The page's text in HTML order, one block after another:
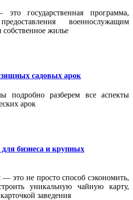
государственная программа,
военнослужащим
жилье
садовых арок
подробно разберем все аспекты
арок
бизнеса и крупных
— это не просто способ сэкономить,
уникальную чайную карту,
заведения